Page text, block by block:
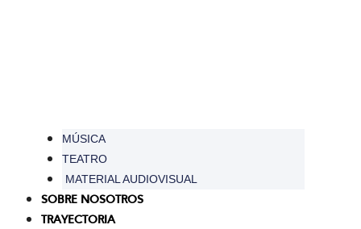
MÚSICA
TEATRO
MATERIAL AUDIOVISUAL
SOBRE NOSOTROS
TRAYECTORIA